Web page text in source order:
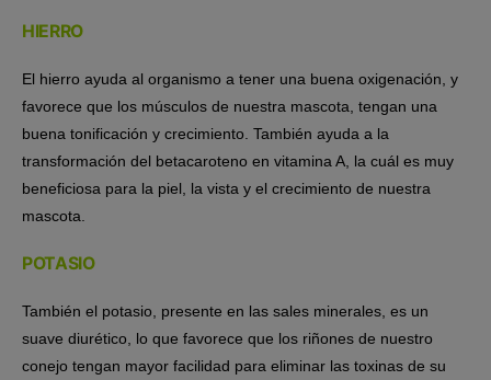
HIERRO
El hierro ayuda al organismo a tener una buena oxigenación, y
favorece que los músculos de nuestra mascota, tengan una
buena tonificación y crecimiento. También ayuda a la
transformación del betacaroteno en vitamina A, la cuál es muy
beneficiosa para la piel, la vista y el crecimiento de nuestra
mascota.
POTASIO
También el potasio, presente en las sales minerales, es un
suave diurético, lo que favorece que los riñones de nuestro
conejo tengan mayor facilidad para eliminar las toxinas de su